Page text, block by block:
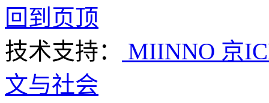
回到页顶
技术支持：
MIINNO 京
文与社会